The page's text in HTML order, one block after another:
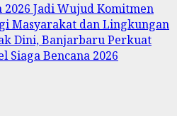
Jadi Wujud Komitmen
Masyarakat dan Lingkungan
Dini, Banjarbaru Perkuat
Siaga Bencana 2026